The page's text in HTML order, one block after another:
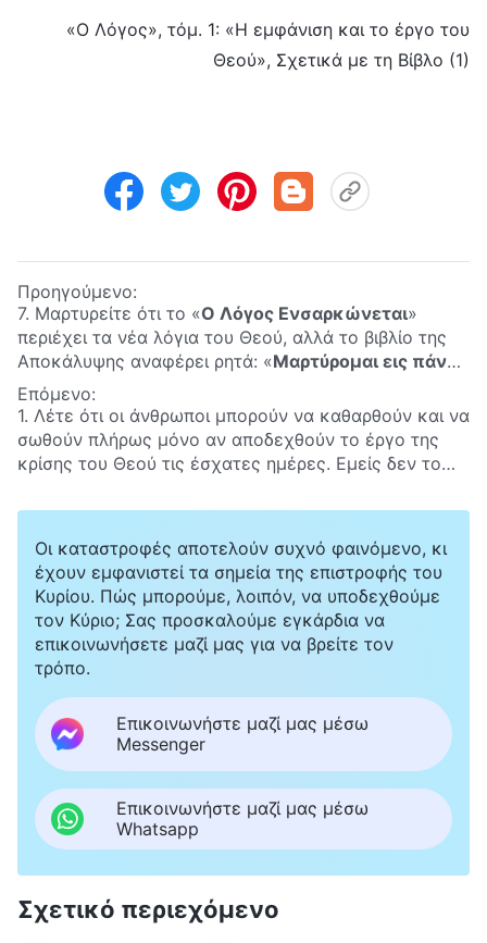
«Ο Λόγος», τόμ. 1: «Η εμφάνιση και το έργο του
Θεού», Σχετικά με τη Βίβλο (1)
Προηγούμενο:
7. Μαρτυρείτε ότι το «Ο Λόγος Ενσαρκώνεται»
περιέχει τα νέα λόγια του Θεού, αλλά το βιβλίο της
Αποκάλυψης αναφέρει ρητά: «Μαρτύρομαι εις πάντα
ακούοντα τους λόγους της προφητείας του βιβλίου
τούτου· Εάν τις επιθέση εις ταύτα, ο Θεός θέλει
επιθέσει εις αυτόν τας πληγάς τας γεγραμμένας εν
τω βιβλίω τούτω» (Αποκάλυψη 22:18). Αυτό δεν
είναι προσθήκη στη Βίβλο;
Επόμενο:
1. Λέτε ότι οι άνθρωποι μπορούν να καθαρθούν και να
σωθούν πλήρως μόνο αν αποδεχθούν το έργο της
κρίσης του Θεού τις έσχατες ημέρες. Εμείς δεν το
πιστεύει τις προς δικαιοσύνην, και με το στόμα
(Προς Ρωμαίους 10:10). «Δεν είναι τώρα λοιπόν
ουδεμία κατάκρισις εις τους εν Χριστώ, Ιησού»
(Προς Ρωμαίους 8:1). Μας έχουν ήδη συγχωρεθεί οι
αμαρτίες μας και δικαιωνόμαστε από την πίστη μας,
πιστεύοντας στον Κύριο Ιησού. Έχουμε λυτρωθεί
άπαξ και δια παντός, και όταν ο Κύριος επιστρέψει,
θα μεταφερθούμε κατευθείαν στον ουρανό. Γιατί
λοιπόν λέτε ότι πρέπει να αποδεχτούμε το έργο της
κρίσης του Θεού τις έσχατες ημέρες για να σωθούμε
πλήρως;
Οι καταστροφές αποτελούν συχνό φαινόμενο, κι
έχουν εμφανιστεί τα σημεία της επιστροφής του
Κυρίου. Πώς μπορούμε, λοιπόν, να υποδεχθούμε
τον Κύριο; Σας προσκαλούμε εγκάρδια να
επικοινωνήσετε μαζί μας για να βρείτε τον
τρόπο.
Επικοινωνήστε μαζί μας μέσω
Messenger
Επικοινωνήστε μαζί μας μέσω
Whatsapp
Σχετικό περιεχόμενο